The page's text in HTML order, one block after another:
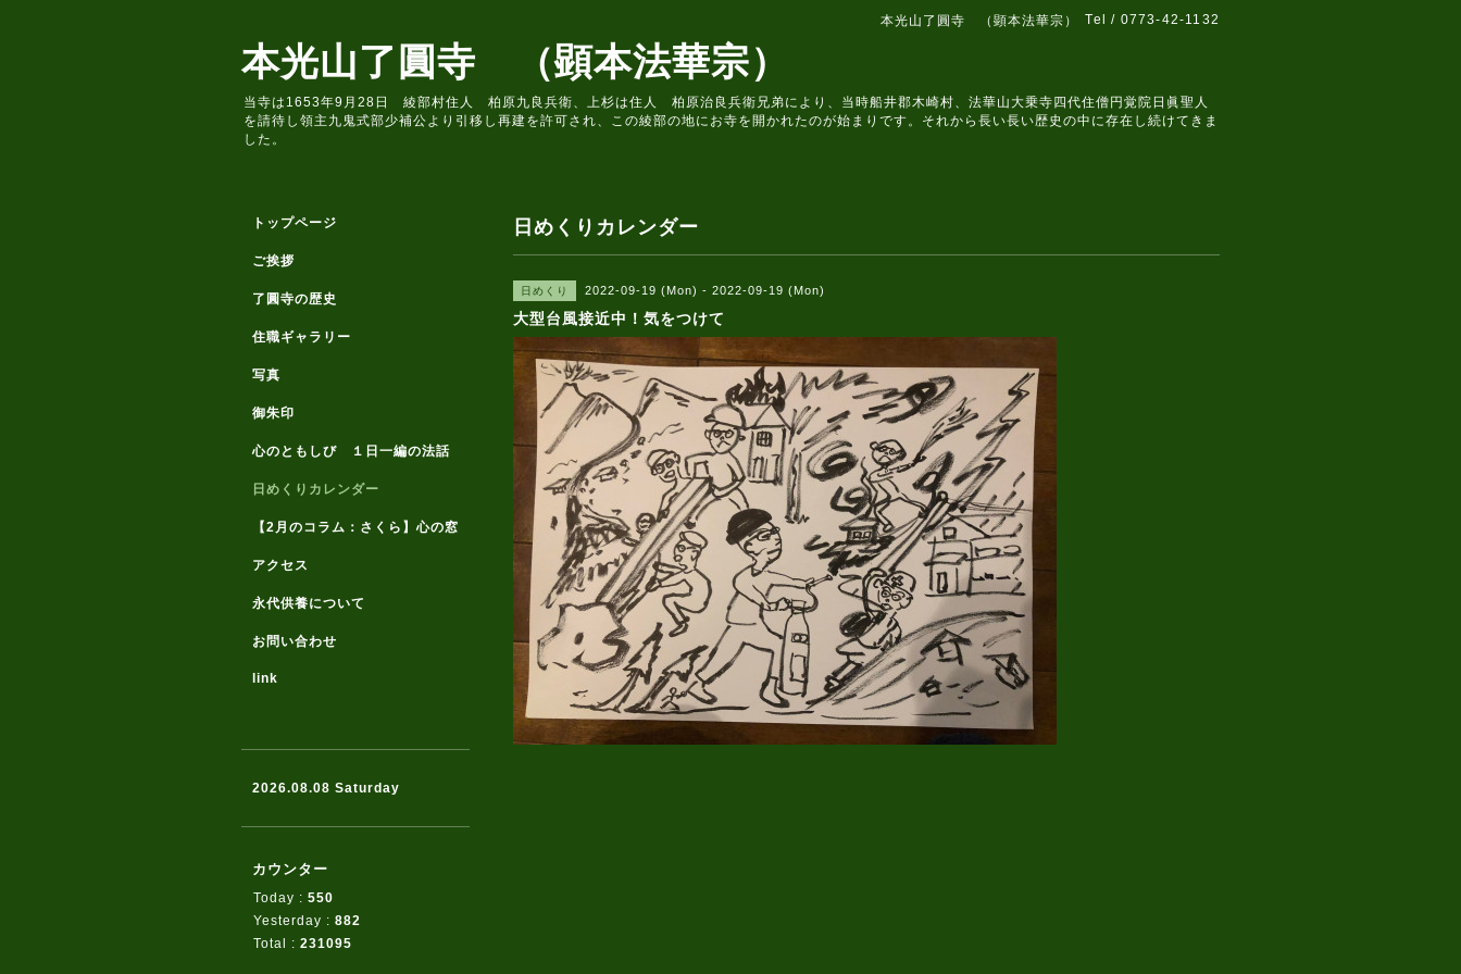
本光山了圓寺 （顕本法華宗） Tel / 0773-42-1132
本光山了圓寺 （顕本法華宗）
当寺は1653年9月28日 綾部村住人 柏原九良兵衛、上杉は住人 柏原治良兵衛兄弟により、当時船井郡木崎村、法華山大乗寺四代住僧円覚院日眞聖人
を請待し領主九鬼式部少補公より引移し再建を許可され、この綾部の地にお寺を開かれたのが始まりです。それから長い長い歴史の中に存在し続けてきま
した。
日めくりカレンダー
日めくり 2022-09-19 (Mon) - 2022-09-19 (Mon)
大型台風接近中！気をつけて
トップページ
ご挨拶
了圓寺の歴史
住職ギャラリー
写真
御朱印
心のともしび １日一編の法話
日めくりカレンダー
【2月のコラム：さくら】心の窓
アクセス
永代供養について
お問い合わせ
link
2026.08.08 Saturday
カウンター
Today : 550
Yesterday : 882
Total : 231095